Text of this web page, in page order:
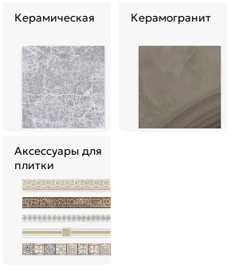
Керамическая Керамогранит
Аксессуары для
плитки